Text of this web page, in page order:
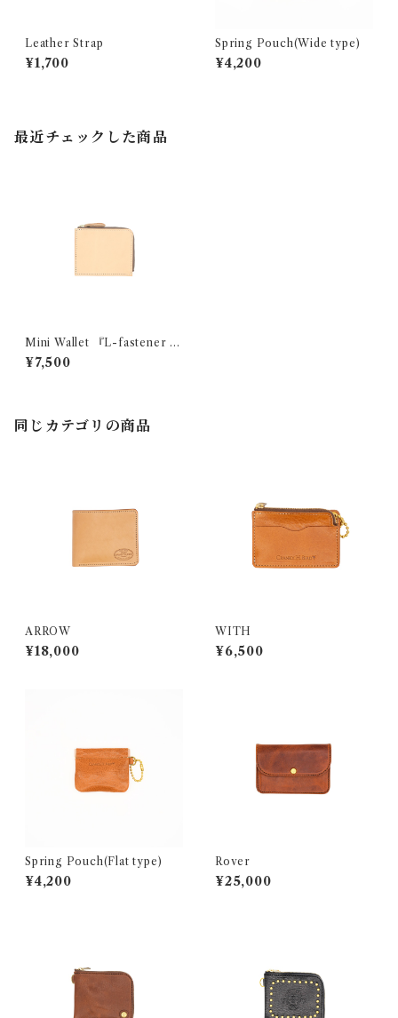
Leather Strap
¥1,700
Spring Pouch(Wide type)
¥4,200
最近チェックした商品
Mini Wallet 『L-fastener S
hort Wallet』 【RAIN CLO
UD SUN】
¥7,500
同じカテゴリの商品
ARROW
¥18,000
WITH
¥6,500
Spring Pouch(Flat type)
¥4,200
Rover
¥25,000